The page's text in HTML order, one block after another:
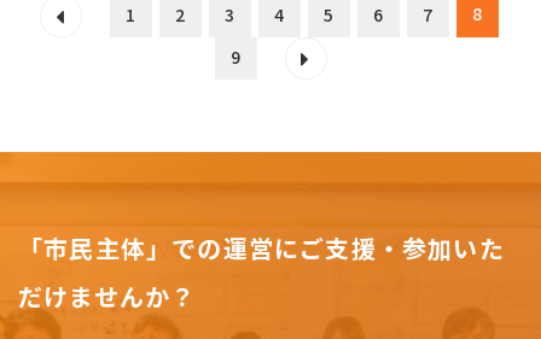
1 2 3 4 5 6 7
8
9
「市民主体」での運営にご支援・参加いた
だけませんか？